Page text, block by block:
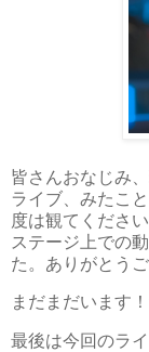
皆さんおなじみ
ライブ、みたこ
度は観てください
ステージ上での
た。ありがとう
まだまだいます
最後は今回のラ